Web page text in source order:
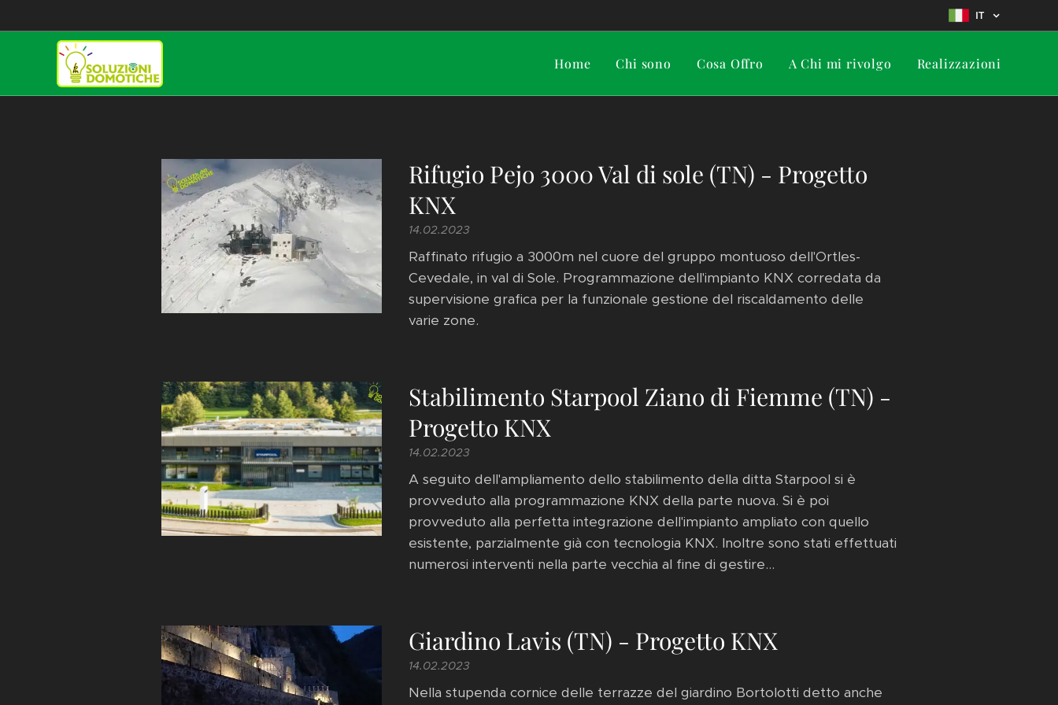
IT
Home Chi sono Cosa Offro A Chi mi rivolgo Realizzazioni
Rifugio Pejo 3000 Val di sole (TN) - Progetto
KNX
14.02.2023
Raffinato rifugio a 3000m nel cuore del gruppo montuoso dell'Ortles-
Cevedale, in val di Sole. Programmazione dell'impianto KNX corredata da
supervisione grafica per la funzionale gestione del riscaldamento delle
varie zone.
Stabilimento Starpool Ziano di Fiemme (TN) -
Progetto KNX
14.02.2023
A seguito dell'ampliamento dello stabilimento della ditta Starpool si è
provveduto alla programmazione KNX della parte nuova. Si è poi
provveduto alla perfetta integrazione dell'impianto ampliato con quello
esistente, parzialmente già con tecnologia KNX. Inoltre sono stati effettuati
numerosi interventi nella parte vecchia al fine di gestire...
Giardino Lavis (TN) - Progetto KNX
14.02.2023
Nella stupenda cornice delle terrazze del giardino Bortolotti detto anche